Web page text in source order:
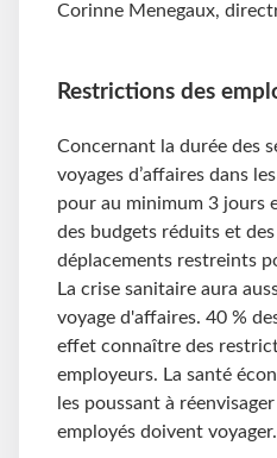
Corinne Menegaux,
Restrictions des
Concernant la durée des
voyages d’affaires dans
pour au minimum 3 jours
des budgets réduits et
déplacements restreints
La crise sanitaire aura
voyage d'affaires. 40 %
effet connaître des
employeurs. La santé
les poussant à
employés doivent voyager.